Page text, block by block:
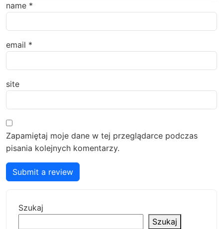
name *
email *
site
Zapamiętaj moje dane w tej przeglądarce podczas
pisania kolejnych komentarzy.
Submit a review
Szukaj
Szukaj